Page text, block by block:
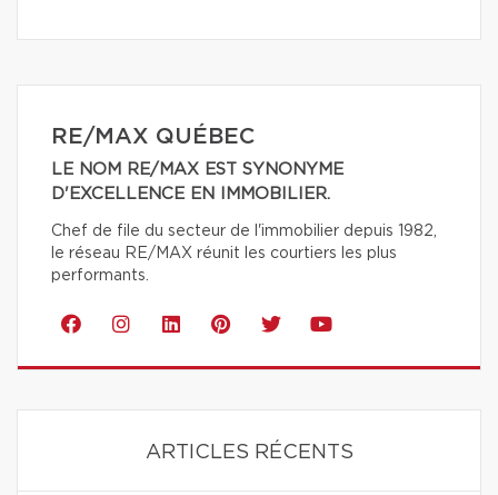
RE/MAX QUÉBEC
LE NOM RE/MAX EST SYNONYME
D'EXCELLENCE EN IMMOBILIER.
Chef de file du secteur de l'immobilier depuis 1982,
le réseau RE/MAX réunit les courtiers les plus
performants.
ARTICLES RÉCENTS